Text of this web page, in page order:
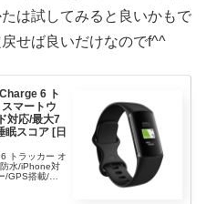
は試してみると良いかもで
せば良いだけなのでf^^
6 ト
マートウ
対応/最大7
眠スコア [日
トラッカー オ
水/iPhone対
/GPS搭載/心